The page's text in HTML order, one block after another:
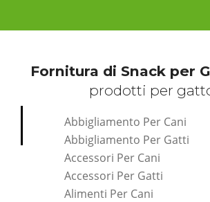
Fornitura di Snack per
prodotti per
Abbigliamento Per Cani
Abbigliamento Per Gatti
Accessori Per Cani
Accessori Per Gatti
Alimenti Per Cani